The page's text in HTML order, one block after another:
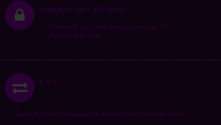
PAIEMENT 100% SÉCURISÉ
Paiement par carte bancaire secure 3D.
Paiement Paypal
S.A.V.
Service Après Vente à votre écoute pour vous satisfaire.